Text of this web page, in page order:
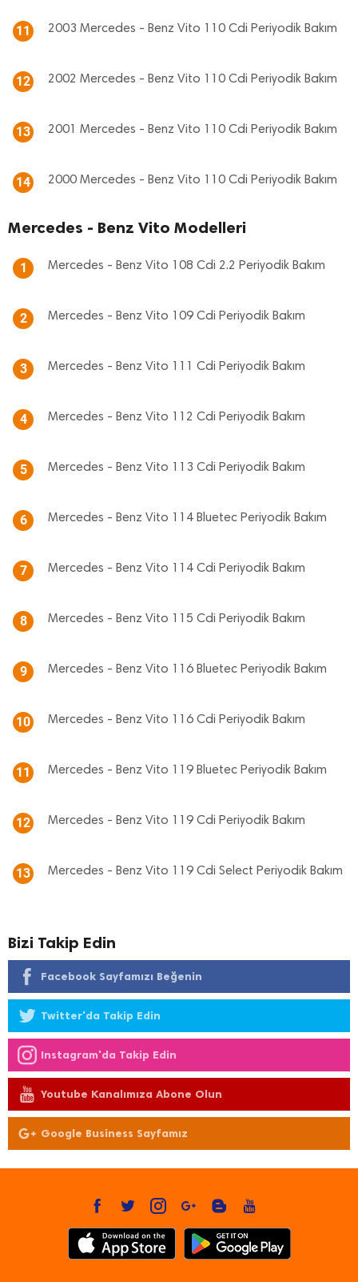
11 2003 Mercedes - Benz Vito 110 Cdi Periyodik Bakım
12 2002 Mercedes - Benz Vito 110 Cdi Periyodik Bakım
13 2001 Mercedes - Benz Vito 110 Cdi Periyodik Bakım
14 2000 Mercedes - Benz Vito 110 Cdi Periyodik Bakım
Mercedes - Benz Vito Modelleri
1 Mercedes - Benz Vito 108 Cdi 2.2 Periyodik Bakım
2 Mercedes - Benz Vito 109 Cdi Periyodik Bakım
3 Mercedes - Benz Vito 111 Cdi Periyodik Bakım
4 Mercedes - Benz Vito 112 Cdi Periyodik Bakım
5 Mercedes - Benz Vito 113 Cdi Periyodik Bakım
6 Mercedes - Benz Vito 114 Bluetec Periyodik Bakım
7 Mercedes - Benz Vito 114 Cdi Periyodik Bakım
8 Mercedes - Benz Vito 115 Cdi Periyodik Bakım
9 Mercedes - Benz Vito 116 Bluetec Periyodik Bakım
10 Mercedes - Benz Vito 116 Cdi Periyodik Bakım
11 Mercedes - Benz Vito 119 Bluetec Periyodik Bakım
12 Mercedes - Benz Vito 119 Cdi Periyodik Bakım
13 Mercedes - Benz Vito 119 Cdi Select Periyodik Bakım
Bizi Takip Edin
Facebook Sayfamızı Beğenin
Twitter'da Takip Edin
Instagram'da Takip Edin
Youtube Kanalımıza Abone Olun
Google Business Sayfamız